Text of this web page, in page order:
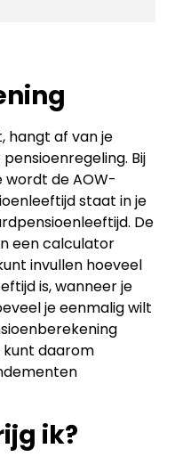
hangt af van je
Bij
wordt de AOW-
staat in je
De
een calculator
invullen hoeveel
is, wanneer je
je eenmalig wilt
kunt daarom
ik?